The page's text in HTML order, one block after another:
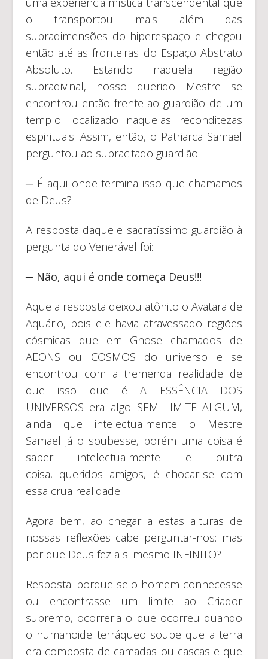
o transportou mais além das
supradimensões do hiperespaço e chegou
então até as fronteiras do Espaço Abstrato
Absoluto. Estando naquela região
supradivinal, nosso querido Mestre se
encontrou então frente ao guardião de um
templo localizado naquelas reconditezas
espirituais. Assim, então, o Patriarca Samael
perguntou ao supracitado guardião:
─ É aqui onde termina isso que chamamos
de Deus?
A resposta daquele sacratíssimo guardião à
pergunta do Venerável foi:
─Não, aqui é onde começa Deus!!!
Aquela resposta deixou atônito o Avatara de
Aquário, pois ele havia atravessado regiões
cósmicas que em Gnose chamados de
AEONS ou COSMOS do universo e se
encontrou com a tremenda realidade de
que isso que é A ESSÊNCIA DOS
UNIVERSOS era algo SEM LIMITE ALGUM,
ainda que intelectualmente o Mestre
Samael já o soubesse, porém uma coisa é
saber intelectualmente e outra
coisa, queridos amigos, é chocar-se com
essa crua realidade.
Agora bem, ao chegar a estas alturas de
nossas reflexões cabe perguntar-nos: mas
por que Deus fez a si mesmo INFINITO?
Resposta: porque se o homem conhecesse
ou encontrasse um limite ao Criador
supremo, ocorreria o que ocorreu quando
o humanoide terráqueo soube que a terra
era composta de camadas ou cascas e que